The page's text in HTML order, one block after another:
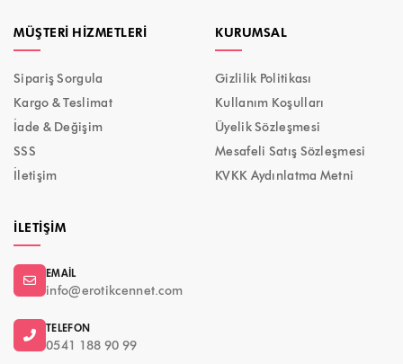
MÜŞTERI HIZMETLERI
Sipariş Sorgula
Kargo & Teslimat
İade & Değişim
SSS
İletişim
KURUMSAL
Gizlilik Politikası
Kullanım Koşulları
Üyelik Sözleşmesi
Mesafeli Satış Sözleşmesi
KVKK Aydınlatma Metni
İLETIŞIM
EMAIL
info@erotikcennet.com
TELEFON
0541 188 90 99